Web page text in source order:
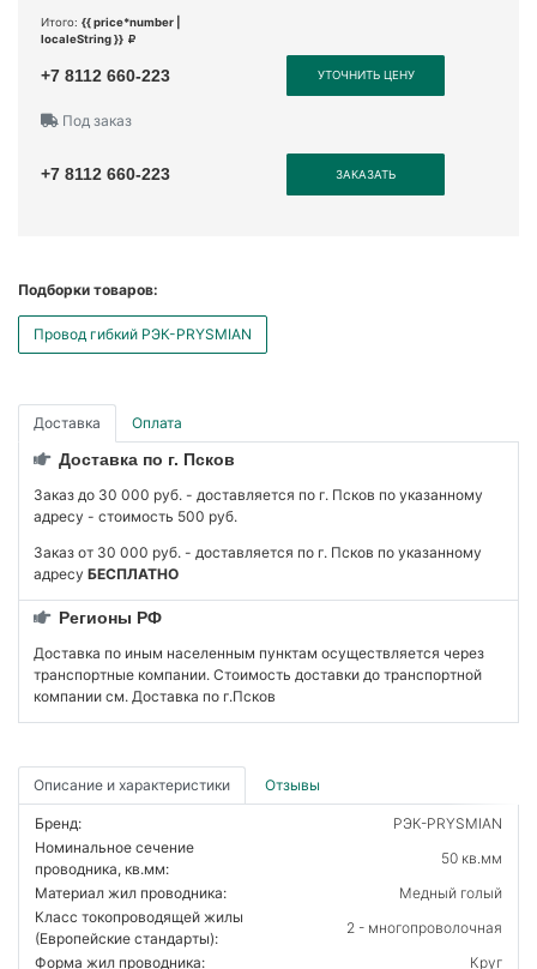
Итого: {{ price*number |
localeString }}
+7 8112 660-223 УТОЧНИТЬ ЦЕНУ
Под заказ
+7 8112 660-223 ЗАКАЗАТЬ
Подборки товаров:
Провод гибкий РЭК-PRYSMIAN
Доставка Оплата
Доставка по г. Псков
Заказ до 30 000 руб. - доставляется по г. Псков по указанному
адресу - стоимость 500 руб.
Заказ от 30 000 руб. - доставляется по г. Псков по указанному
адресу БЕСПЛАТНО
Регионы РФ
Доставка по иным населенным пунктам осуществляется через
транспортные компании. Стоимость доставки до транспортной
компании см. Доставка по г.Псков
Описание и характеристики Отзывы
Бренд:
РЭК-PRYSMIAN
Номинальное сечение
проводника, кв.мм:
50 кв.мм
Материал жил проводника:
Медный голый
Класс токопроводящей жилы
(Европейские стандарты):
2 - многопроволочная
Форма жил проводника:
Круг